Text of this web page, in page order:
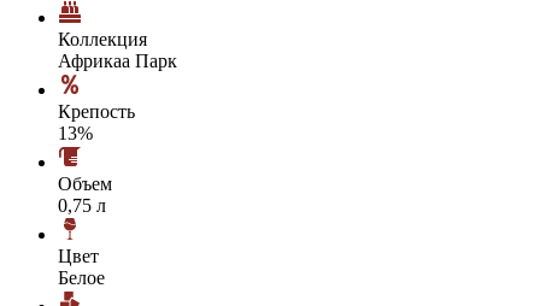
Коллекция
Африкаа Парк
Крепость
13%
Объем
0,75 л
Цвет
Белое